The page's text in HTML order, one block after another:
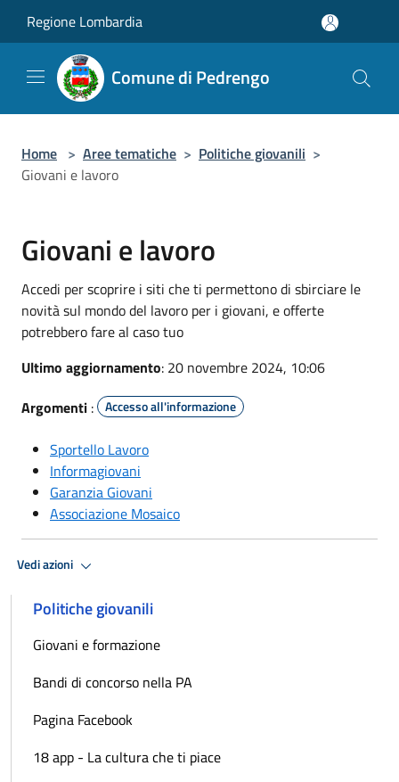
Regione Lombardia
Comune di Pedrengo
Home > Aree tematiche > Politiche giovanili >
Giovani e lavoro
Giovani e lavoro
Accedi per scoprire i siti che ti permettono di sbirciare le
novità sul mondo del lavoro per i giovani, e offerte
potrebbero fare al caso tuo
Ultimo aggiornamento: 20 novembre 2024, 10:06
Argomenti : Accesso all'informazione
Sportello Lavoro
Informagiovani
Garanzia Giovani
Associazione Mosaico
Vedi azioni
Politiche giovanili
Giovani e formazione
Bandi di concorso nella PA
Pagina Facebook
18 app - La cultura che ti piace